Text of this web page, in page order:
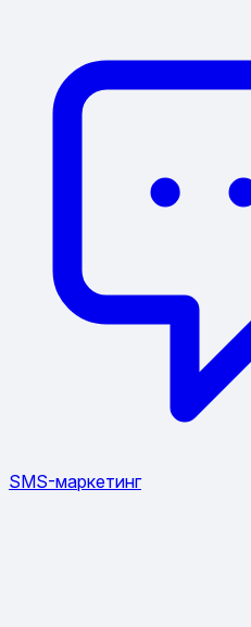
SMS-маркетинг